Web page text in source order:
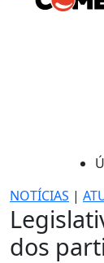
NOTÍCIAS |
dos